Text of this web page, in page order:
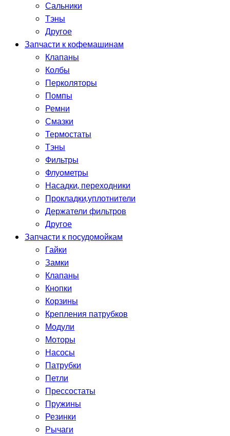
Сальники
Тэны
Другое
Запчасти к кофемашинам
Клапаны
Колбы
Перколяторы
Помпы
Ремни
Смазки
Термостаты
Тэны
Фильтры
Флуометры
Насадки, переходники
Прокладки,уплотнители
Держатели фильтров
Другое
Запчасти к посудомойкам
Гайки
Замки
Клапаны
Кнопки
Корзины
Крепления патрубков
Модули
Моторы
Насосы
Патрубки
Петли
Прессостаты
Пружины
Резинки
Рычаги